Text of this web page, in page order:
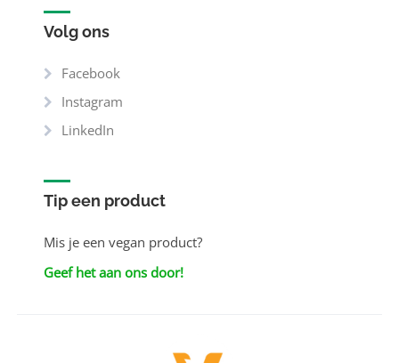
Volg ons
Facebook
Instagram
LinkedIn
Tip een product
Mis je een vegan product?
Geef het aan ons door!